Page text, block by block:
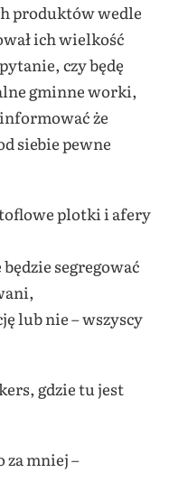
produktów wedle
ich wielkość
czy będę
gminne worki,
że
siebie pewne
plotki i afery
segregować
lub nie – wszyscy
gdzie tu jest
za mniej –